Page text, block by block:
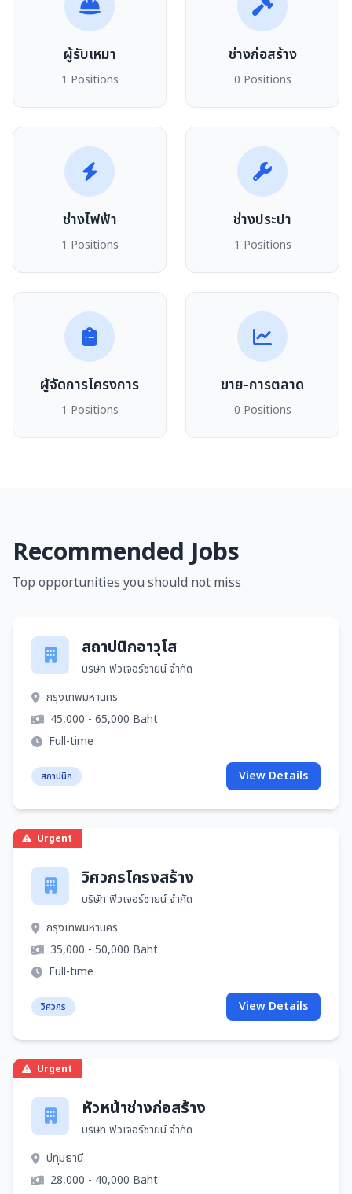
ผู้รับเหมา
1 Positions
ช่างก่อสร้าง
0 Positions
ช่างไฟฟ้า
1 Positions
ช่างประปา
1 Positions
ผู้จัดการโครงการ
1 Positions
ขาย-การตลาด
0 Positions
Recommended Jobs
Top opportunities you should not miss
สถาปนิกอาวุโส
บริษัท ฟิวเจอร์ซายน์ จำกัด
กรุงเทพมหานคร
45,000 - 65,000 Baht
Full-time
สถาปนิก View Details
Urgent
วิศวกรโครงสร้าง
บริษัท ฟิวเจอร์ซายน์ จำกัด
กรุงเทพมหานคร
35,000 - 50,000 Baht
Full-time
วิศวกร View Details
Urgent
หัวหน้าช่างก่อสร้าง
บริษัท ฟิวเจอร์ซายน์ จำกัด
ปทุมธานี
28,000 - 40,000 Baht